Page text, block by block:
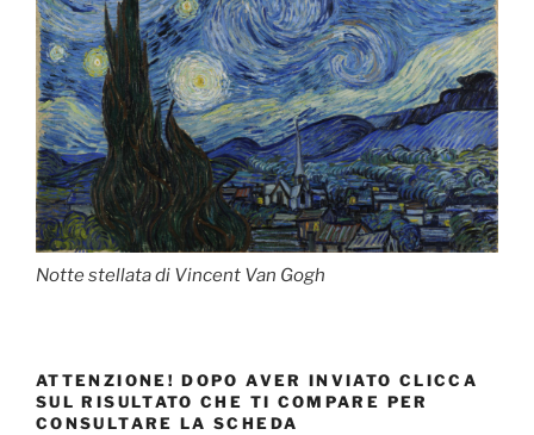
Notte stellata di Vincent Van Gogh
ATTENZIONE! DOPO AVER INVIATO CLICCA
SUL RISULTATO CHE TI COMPARE PER
CONSULTARE LA SCHEDA